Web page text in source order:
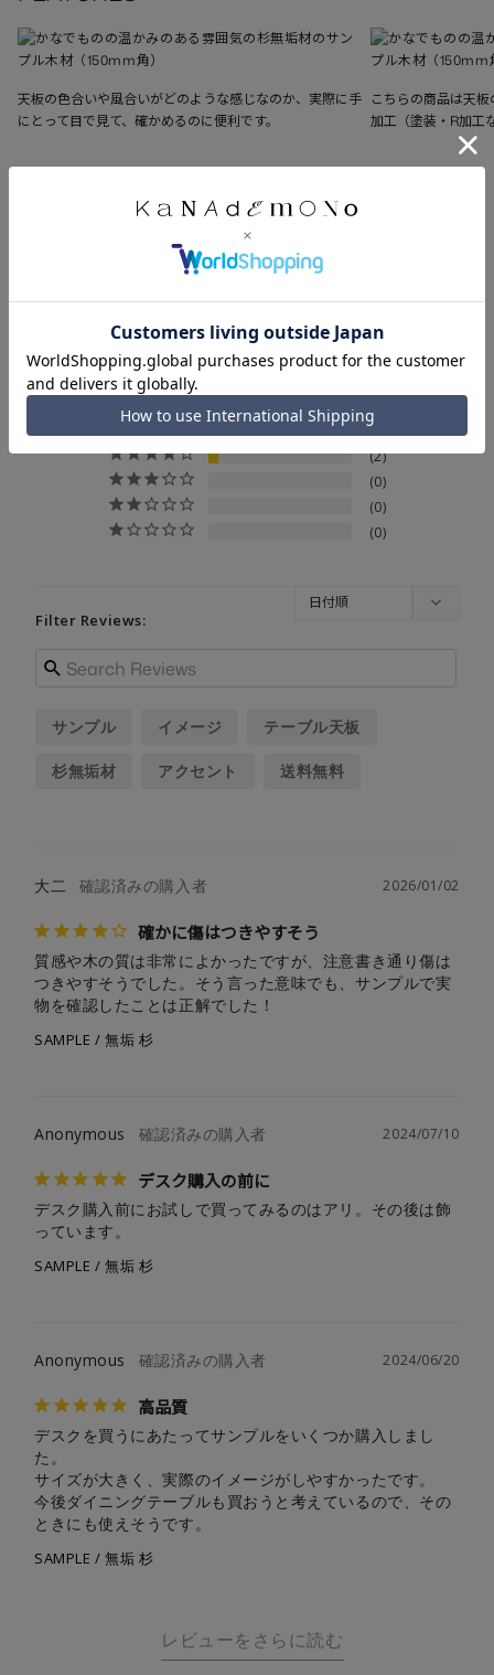
天板の色合いや風合いがどのような感じなのか、実際に手
にとって目で見て、確かめるのに便利です。
こちらの商品は天
加工（塗装・R加工
※旧仕様品のレビューを含む場合があります
28件のレビューより
26
2
0
0
0
Filter Reviews:
サンプル イメージ テーブル天板
杉無垢材 アクセント 送料無料
2026/01/02
大二
確かに傷はつきやすそう
質感や木の質は非常によかったですが、注意書き通り傷は
つきやすそうでした。そう言った意味でも、サンプルで実
物を確認したことは正解でした！
SAMPLE / 無垢 杉
2024/07/10
Anonymous
デスク購入の前に
デスク購入前にお試しで買ってみるのはアリ。その後は飾
っています。
SAMPLE / 無垢 杉
2024/06/20
Anonymous
高品質
デスクを買うにあたってサンプルをいくつか購入しまし
た。
サイズが大きく、実際のイメージがしやすかったです。
今後ダイニングテーブルも買おうと考えているので、その
ときにも使えそうです。
SAMPLE / 無垢 杉